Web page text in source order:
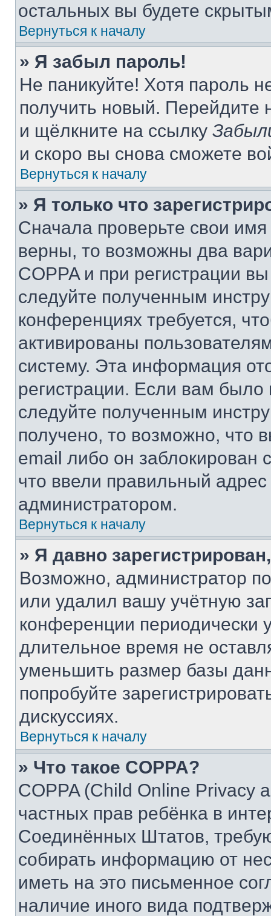
остальных вы будете
Вернуться к началу
» Я забыл пароль!
Не паникуйте! Хотя пароль
получить новый. Перейдите
и щёлкните на ссылку
и скоро вы снова сможете
Вернуться к началу
» Я только что
Сначала проверьте свои
верны, то возможны два
COPPA и при регистрации
следуйте полученным
конференциях требуется,
активированы
систему. Эта информация
регистрации. Если вам
следуйте полученным
получено, то возможно, что
email либо он
что ввели правильный адрес
администратором.
Вернуться к началу
» Я давно
Возможно, администратор
или удалил вашу учётную
конференции периодически
длительное время не
уменьшить размер базы
попробуйте
дискуссиях.
Вернуться к началу
» Что такое COPPA?
COPPA (Child Online Privacy
частных прав ребёнка в
Соединённых Штатов,
собирать информацию от
иметь на это письменное
наличие иного вида